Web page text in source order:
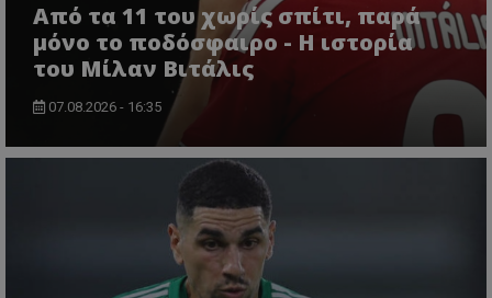
Από τα 11 του χωρίς σπίτι, παρά
μόνο το ποδόσφαιρο - Η ιστορία
του Μίλαν Βιτάλις
07.08.2026 - 16:35